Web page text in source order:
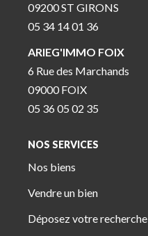
09200 ST GIRONS
05 34 14 01 36
ARIEG'IMMO FOIX
6 Rue des Marchands
09000 FOIX
05 36 05 02 35
NOS SERVICES
Nos biens
Vendre un bien
Déposez votre recherche